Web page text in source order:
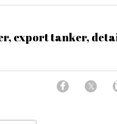
export tanker,